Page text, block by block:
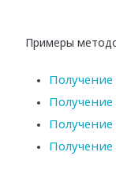
Примеры
Получение
Получение